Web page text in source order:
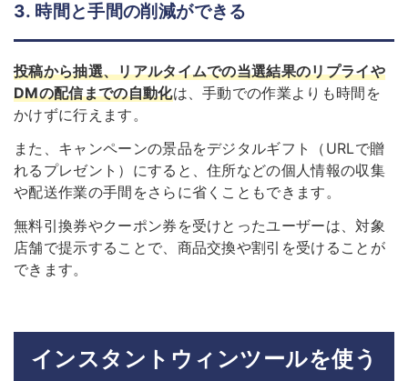
3. 時間と手間の削減ができる
投稿から抽選、リアルタイムでの当選結果のリプライや
DMの配信までの自動化は、手動での作業よりも時間を
かけずに行えます。
また、キャンペーンの景品をデジタルギフト（ URLで贈
れるプレゼント）にすると、住所などの個人情報の収集
や配送作業の手間をさらに省くこともできます。
無料引換券やクーポン券を受けとったユーザーは、対象
店舗で提示することで、商品交換や割引を受けることが
できます。
インスタントウィンツールを使う